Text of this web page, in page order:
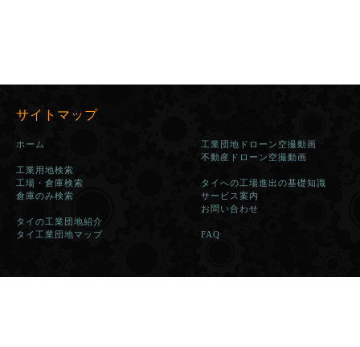
サイトマップ
ホーム
工業用地検索
工場・倉庫検索
倉庫のみ検索
タイの工業団地紹介
タイ工業団地マップ
工業団地ドローン空撮動画
不動産ドローン空撮動画
タイへの工場進出の基礎知識
サービス案内
お問い合わせ
FAQ